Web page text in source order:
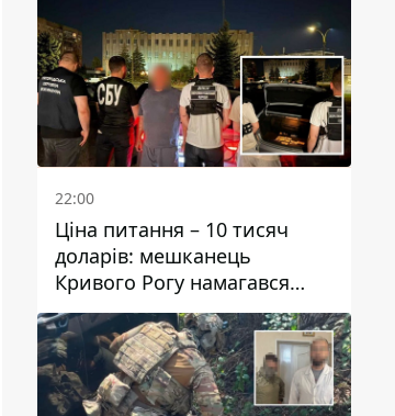
22:00
Ціна питання – 10 тисяч
доларів: мешканець
Кривого Рогу намагався
переправити чоловіка до
Словаччини